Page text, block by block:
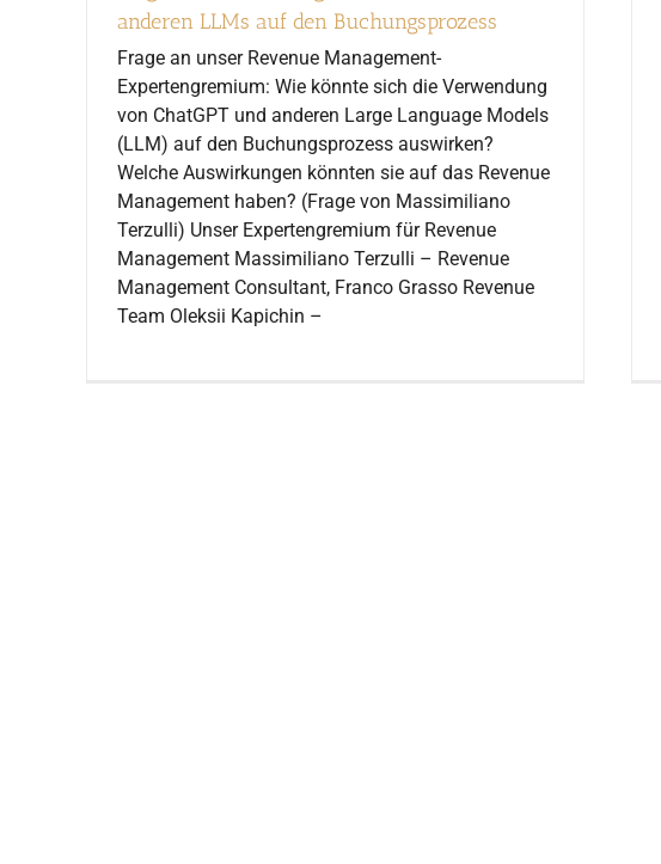
anderen LLMs auf den Buchungsprozess
Frage an unser Revenue Management-
Expertengremium: Wie könnte sich die Verwendung
von ChatGPT und anderen Large Language Models
(LLM) auf den Buchungsprozess auswirken?
Welche Auswirkungen könnten sie auf das Revenue
Management haben? (Frage von Massimiliano
Terzulli) Unser Expertengremium für Revenue
Management Massimiliano Terzulli – Revenue
Management Consultant, Franco Grasso Revenue
Team Oleksii Kapichin –